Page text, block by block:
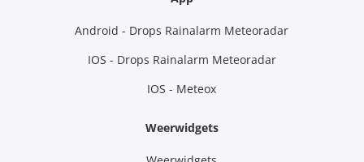
Android - Drops Rainalarm Meteoradar
IOS - Drops Rainalarm Meteoradar
IOS - Meteox
Weerwidgets